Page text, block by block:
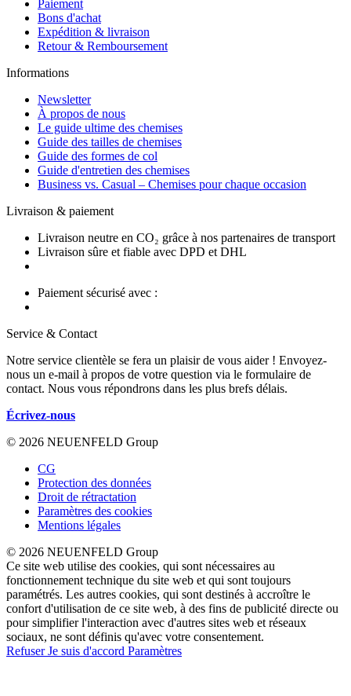
Paiement
Bons d'achat
Expédition & livraison
Retour & Remboursement
Informations
Newsletter
À propos de nous
Le guide ultime des chemises
Guide des tailles de chemises
Guide des formes de col
Guide d'entretien des chemises
Business vs. Casual – Chemises pour chaque occasion
Livraison & paiement
Livraison neutre en CO₂ grâce à nos partenaires de transport
Livraison sûre et fiable avec DPD et DHL
Paiement sécurisé avec :
Service & Contact
Notre service clientèle se fera un plaisir de vous aider ! Envoyez-
nous un e-mail à propos de votre question via le formulaire de
contact. Nous vous répondrons dans les plus brefs délais.
Écrivez-nous
© 2026 NEUENFELD Group
CG
Protection des données
Droit de rétractation
Paramètres des cookies
Mentions légales
© 2026 NEUENFELD Group
Ce site web utilise des cookies, qui sont nécessaires au
fonctionnement technique du site web et qui sont toujours
paramétrés. Les autres cookies, qui sont destinés à accroître le
confort d'utilisation de ce site web, à des fins de publicité directe ou
pour simplifier l'interaction avec d'autres sites web et réseaux
sociaux, ne sont définis qu'avec votre consentement.
RefuserJe suis d'accord Paramètres